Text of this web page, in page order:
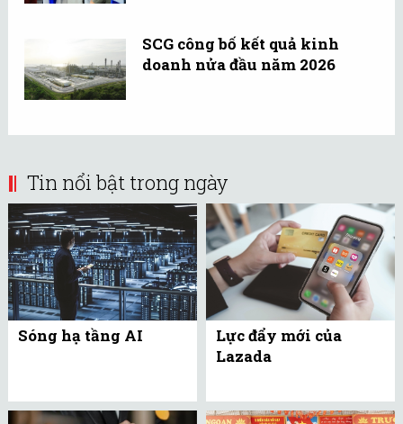
SCG công bố kết quả kinh
doanh nửa đầu năm 2026
Tin nổi bật trong ngày
Sóng hạ tầng AI
Lực đẩy mới của
Lazada